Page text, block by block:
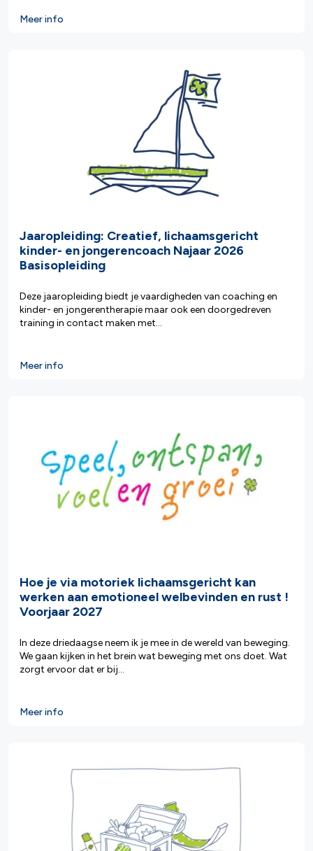
Meer info
Jaaropleiding: Creatief, lichaamsgericht
kinder- en jongerencoach Najaar 2026
Basisopleiding
Deze jaaropleiding biedt je vaardigheden van coaching en
kinder- en jongerentherapie maar ook een doorgedreven
training in contact maken met...
Meer info
Hoe je via motoriek lichaamsgericht kan
werken aan emotioneel welbevinden en rust !
Voorjaar 2027
In deze driedaagse neem ik je mee in de wereld van beweging.
We gaan kijken in het brein wat beweging met ons doet. Wat
zorgt ervoor dat er bij...
Meer info